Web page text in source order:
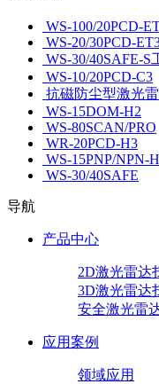
WS-100/20PCD-
WS-20/30PCD-
WS-30/40SAFE-
WS-10/20PCD-C3
抗磁防尘型激光
WS-15DOM-H2
WS-80SCAN/PRO
WR-20PCD-H3
WS-15PNP/NPN-
WS-30/40SAFE
导航
产品中心
2D激光雷达
3D激光雷达
安全激光雷
应用案例
领域应用